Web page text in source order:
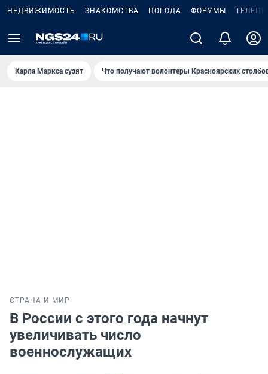
НЕДВИЖИМОСТЬ ЗНАКОМСТВА ПОГОДА ФОРУМЫ
Карла Маркса сузят Что получают волонтеры Красноярских
СТРАНА И МИР
В России с этого года начнут
увеличивать число
военнослужащих